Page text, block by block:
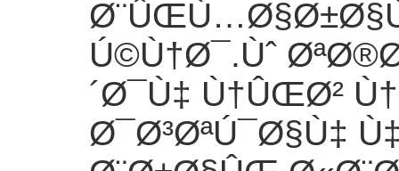
Ú©Ù†Ø¯.Ùˆ
´Ø¯Ù‡ Ù†ÛŒØ²
Ø¯Ø³ØªÚ¯Ø§Ù‡